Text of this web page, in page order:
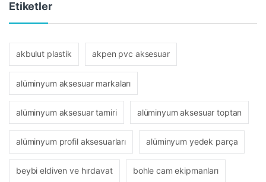
Etiketler
akbulut plastik akpen pvc aksesuar
alüminyum aksesuar markaları
alüminyum aksesuar tamiri alüminyum aksesuar toptan
alüminyum profil aksesuarları alüminyum yedek parça
beybi eldiven ve hırdavat bohle cam ekipmanları